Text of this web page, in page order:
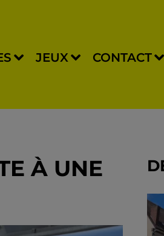
JEUX CONTACT
À UNE